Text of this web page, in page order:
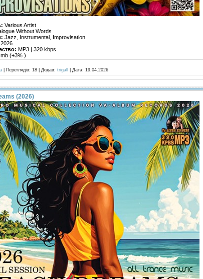
Various Artist
Without Words
Jazz, Instrumental, Improvisation
2026
MP3 | 320 kbps
(+3% )
Переглядів: 18 Додав: trigall Дата: 19.04.2026
(2026)